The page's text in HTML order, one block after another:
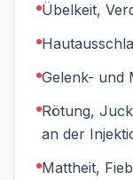
Übelkeit,
Gelenk- und
Rötung,
an der
Mattheit,